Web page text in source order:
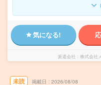
気になる!
派遣会社 株式会社
未読 掲載日 2026/08/08